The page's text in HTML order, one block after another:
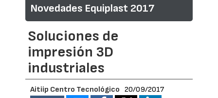
Novedades Equiplast 2017
Soluciones de
impresión 3D
industriales
Aitiip Centro Tecnológico 20/09/2017